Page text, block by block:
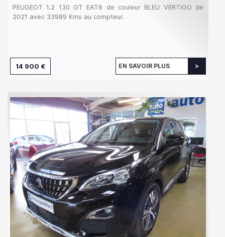
PEUGEOT 1.2 130 GT EAT8 de couleur BLEU VERTIGO de
2021 avec 33989 Kms au compteur.
14 900 € EN SAVOIR PLUS